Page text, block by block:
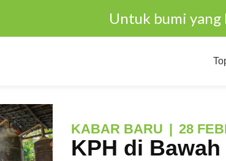
Untuk bumi yang
KABAR BARU | 28
KPH di